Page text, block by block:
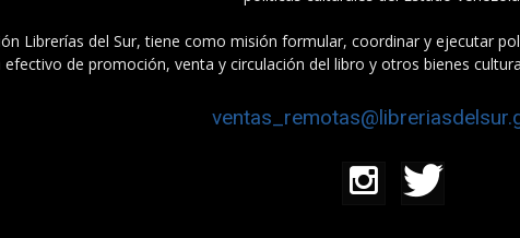
Librerías del Sur, tiene como misión formular, coordinar y ejecutar
efectivo de promoción, venta y circulación del libro y otros bienes